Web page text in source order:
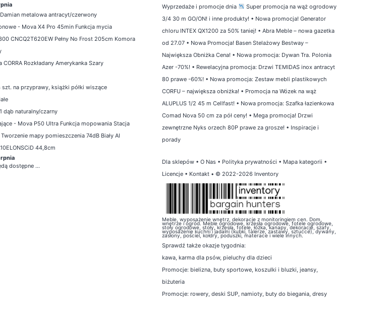
metalowa antracyt/czerwony
- Mova X4 Pro 45min Funkcja mycia
CNCQ2T620EW Pełny No Frost 205cm Komora
CORRA Rozkładany Amerykanka Szary
szt. na przyprawy, książki półki wiszące
dąb naturalny/czarny
- Mova P50 Ultra Funkcja mopowania Stacja
mapy pomieszczenia 74dB Biały AI
44,8cm
dostępne ...
Wyprzedaże i promocje dnia
Super promocja na wąż ogrodowy
3/4 30 m GO/ON! i inne produkty! • Nowa promocja! Generator
chloru INTEX QX1200 za 50% taniej! • Abra Meble – nowa gazetka
od 27.07 • Nowa Promocja! Basen Stelażowy Bestway –
Największa Obniżka Cena! • Nowa promocja: Dywan Tra. Polonia
Azer -70%! • Rewelacyjna promocja: Drzwi TEMIDAS inox antracyt
80 prawe -60%! • Nowa promocja: Zestaw mebli plastikowych
CORFU – największa obniżka! • Promocja na Wózek na wąż
ALUPLUS 1/2 45 m Cellfast! • Nowa promocja: Szafka łazienkowa
Comad Nova 50 cm za pół ceny! • Mega promocja! Drzwi
zewnętrzne Nyks orzech 80P prawe za grosze! • Inspiracje i
porady
Dla sklepów • O Nas • Polityka prywatności • Mapa kategorii •
Licencje • Kontakt • © 2022-2026 Inventory
Meble, wyposażenie wnętrz, dekoracje z monitoringiem cen. Dom,
wnętrze i ogród. Meble ogrodowe, krzesła ogrodowe, fotele ogrodowe,
stoły ogrodowe, stoły, krzesła, fotele, łóżka, kanapy, dekoracje, szafy,
wyposażenie kuchni i jadalni (kubki, talerze, zastawy, sztućce), dywany,
zasłony, pościel, kołdry, poduszki, materace i wiele innych.
Sprawdź także okazje tygodnia:
kawa, karma dla psów, pieluchy dla dzieci
Promocje: bielizna, buty sportowe, koszulki i bluzki, jeansy,
biżuteria
Promocje: rowery, deski SUP, namioty, buty do biegania, dresy